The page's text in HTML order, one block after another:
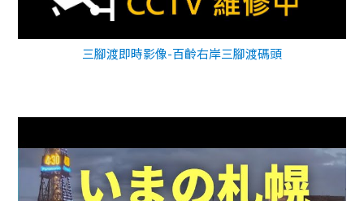
三腳渡即時影像-百齡右岸三腳渡碼頭